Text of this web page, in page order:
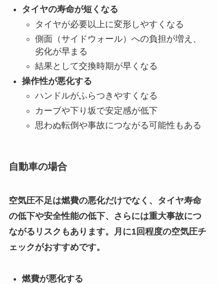
タイヤの寿命が短くなる
タイヤが必要以上に変形しやすくなる
側面（サイドウォール）への負担が増え、
劣化が早まる
結果として交換時期が早くなる
操作性が悪化する
ハンドルがふらつきやすくなる
カーブや下り坂で安定感が低下
思わぬ転倒や事故につながる可能性もある
自動車の場合
空気圧不足は燃費の悪化だけでなく、タイヤ寿命
の低下や安全性能の低下、さらには重大事故につ
ながるリスクもあります。月に1回程度の空気圧チ
ェックがおすすめです。
燃費が悪化する